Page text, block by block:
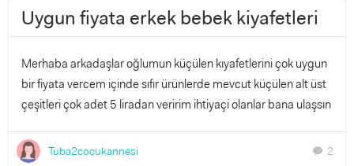
Uygun fiyata erkek bebek kiyafetleri
Merhaba arkadaşlar oğlumun küçülen kıyafetlerini çok uygun
bir fiyata vercem içinde sıfır ürünlerde mevcut küçülen alt üst
çeşitleri çok adet 5 liradan veririm ihtiyaçi olanlar bana ulaşsın
Tuba2cocukannesi chat 2